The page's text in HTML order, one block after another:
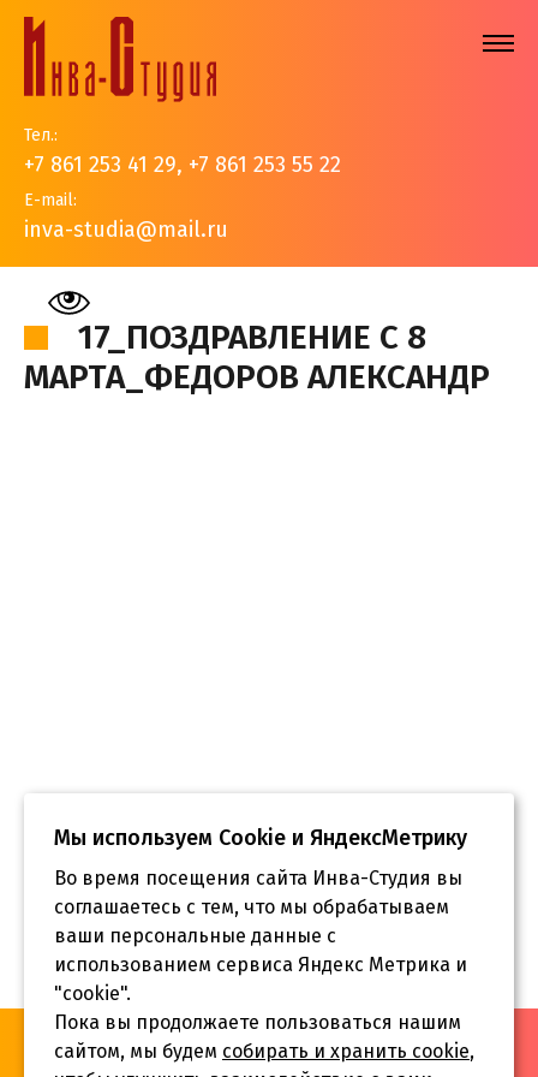
Тел.:
+7 861 253 41 29, +7 861 253 55 22
E-mail:
inva-studia@mail.ru
На главную > Наши работы > Авторские работы >
17_ПОЗДРАВЛЕНИЕ С 8
МАРТА_ФЕДОРОВ АЛЕКСАНДР
«Инва-Студия. Академия. Центр социальной реабилитации»,
© 2026 г.
Мы используем Сookie и ЯндексМетрику
Во время посещения сайта Инва-Студия вы
соглашаетесь с тем, что мы обрабатываем
ваши персональные данные с
использованием сервиса Яндекс Метрика и
"cookie".
Пока вы продолжаете пользоваться нашим
сайтом, мы будем собирать и хранить cookie,